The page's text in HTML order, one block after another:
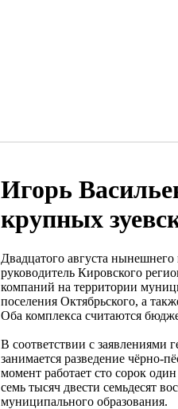
Игорь
крупных
Двадцатого августа
руководитель Кировского
компаний на территории
поселения Октябрьского, а
Оба комплекса считаются
В соответствии с заявлениями
занимается разведение чёрно-
момент работает сто сорок
семь тысяч двести семьдесят
муниципального образования.